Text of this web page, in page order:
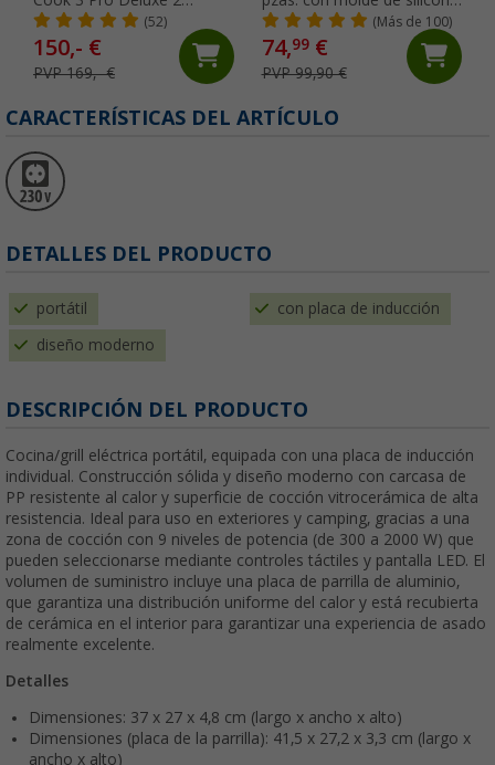
fuegos gris/negro 30 mbar
(52)
150,- €
PVP 169,- €
rejilla de horno, bolsa de
transporte y agarrador de
cocina Omnia
(Más de 100)
74,99€
PVP 99,90 €
CARACTERÍSTICAS DEL ARTÍCULO
DETALLES DEL PRODUCTO
portátil con placa de inducción
diseño moderno
DESCRIPCIÓN DEL PRODUCTO
Cocina/grill eléctrica portátil, equipada con una placa de inducción
individual. Construcción sólida y diseño moderno con carcasa de
PP resistente al calor y superficie de cocción vitrocerámica de alta
resistencia. Ideal para uso en exteriores y camping, gracias a una
zona de cocción con 9 niveles de potencia (de 300 a 2000 W) que
pueden seleccionarse mediante controles táctiles y pantalla LED. El
volumen de suministro incluye una placa de parrilla de aluminio,
que garantiza una distribución uniforme del calor y está recubierta
de cerámica en el interior para garantizar una experiencia de asado
realmente excelente.
Detalles
Dimensiones: 37 x 27 x 4,8 cm (largo x ancho x alto)
Dimensiones (placa de la parrilla): 41,5 x 27,2 x 3,3 cm (largo x
ancho x alto)